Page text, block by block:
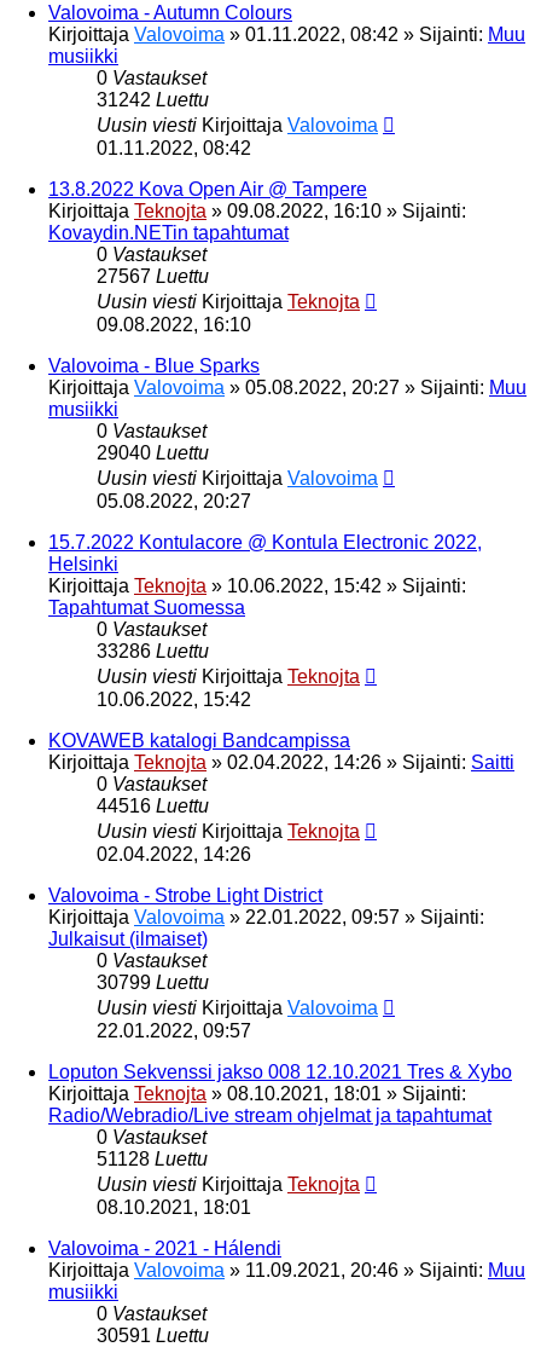
Valovoima - Autumn Colours
Kirjoittaja Valovoima » 01.11.2022, 08:42 » Sijainti: Muu
musiikki
0 Vastaukset
31242 Luettu
Uusin viesti Kirjoittaja Valovoima
01.11.2022, 08:42
13.8.2022 Kova Open Air @ Tampere
Kirjoittaja Teknojta » 09.08.2022, 16:10 » Sijainti:
Kovaydin.NETin tapahtumat
0 Vastaukset
27567 Luettu
Uusin viesti Kirjoittaja Teknojta
09.08.2022, 16:10
Valovoima - Blue Sparks
Kirjoittaja Valovoima » 05.08.2022, 20:27 » Sijainti: Muu
musiikki
0 Vastaukset
29040 Luettu
Uusin viesti Kirjoittaja Valovoima
05.08.2022, 20:27
15.7.2022 Kontulacore @ Kontula Electronic 2022,
Helsinki
Kirjoittaja Teknojta » 10.06.2022, 15:42 » Sijainti:
Tapahtumat Suomessa
0 Vastaukset
33286 Luettu
Uusin viesti Kirjoittaja Teknojta
10.06.2022, 15:42
KOVAWEB katalogi Bandcampissa
Kirjoittaja Teknojta » 02.04.2022, 14:26 » Sijainti: Saitti
0 Vastaukset
44516 Luettu
Uusin viesti Kirjoittaja Teknojta
02.04.2022, 14:26
Valovoima - Strobe Light District
Kirjoittaja Valovoima » 22.01.2022, 09:57 » Sijainti:
Julkaisut (ilmaiset)
0 Vastaukset
30799 Luettu
Uusin viesti Kirjoittaja Valovoima
22.01.2022, 09:57
Loputon Sekvenssi jakso 008 12.10.2021 Tres & Xybo
Kirjoittaja Teknojta » 08.10.2021, 18:01 » Sijainti:
Radio/Webradio/Live stream ohjelmat ja tapahtumat
0 Vastaukset
51128 Luettu
Uusin viesti Kirjoittaja Teknojta
08.10.2021, 18:01
Valovoima - 2021 - Hálendi
Kirjoittaja Valovoima » 11.09.2021, 20:46 » Sijainti: Muu
musiikki
0 Vastaukset
30591 Luettu